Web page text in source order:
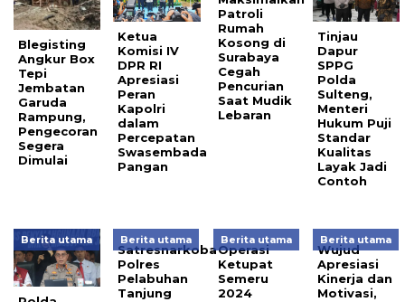
Blegisting
Angkur Box
Tepi
Jembatan
Garuda
Rampung,
Pengecoran
Segera
Dimulai
Ketua
Komisi IV
DPR RI
Apresiasi
Peran
Kapolri
dalam
Percepatan
Swasembada
Pangan
Patroli
Rumah
Kosong di
Surabaya
Cegah
Pencurian
Saat Mudik
Lebaran
Tinjau
Dapur
SPPG
Polda
Sulteng,
Menteri
Hukum Puji
Standar
Kualitas
Layak Jadi
Contoh
Berita utama Berita utama
Satresnarkoba
Polres
Pelabuhan
Tanjung
Berita utama
Operasi
Ketupat
Semeru
2024
Berita utama
Wujud
Apresiasi
Kinerja dan
Motivasi,